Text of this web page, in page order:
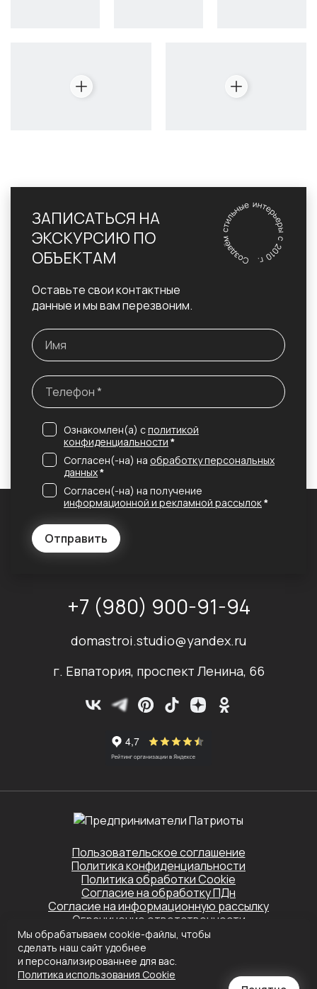
ЗАПИСАТЬСЯ НА
ЭКСКУРСИЮ ПО
ОБЪЕКТАМ
Оставьте свои контактные
данные и мы вам перезвоним.
Отправить
Ознакомлен(а) сполитикой
конфиденциальности *
Согласен(-на) на обработку персональных
данных*
Согласен(-на) на получение
информационной и рекламной рассылок*
+7 (980) 900-91-94
domastroi.studio@yandex.ru
г. Евпатория, проспект Ленина, 66
Пользовательское соглашение
Политика конфиденциальности
Политика обработки Cookie
Согласие на обработку ПДн
Согласие на информационную рассылку
Ограничение ответственности
Этот сайт защищён Yandex SmartCaptcha.
ПрименяютсяПолитика конфиденциальности
Создание сайта
Мы обрабатываем cookie-файлы, чтобы
сделать наш сайт удобнее
и персонализированнее для вас.
Политика использования Сookie